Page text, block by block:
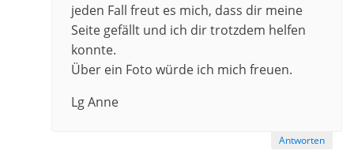
jeden Fall freut es mich, dass dir meine
Seite gefällt und ich dir trotzdem helfen
konnte.
Über ein Foto würde ich mich freuen.
Lg Anne
Antworten